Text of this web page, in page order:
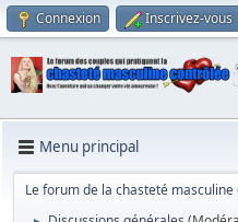
Connexion Inscrivez-vous
Menu principal
Le forum de la chasteté